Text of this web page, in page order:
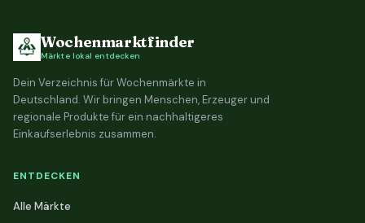
Wochenmarktfinder
Märkte lokal entdecken
Dein Verzeichnis für Wochenmärkte in
Deutschland. Wir bringen Menschen, Erzeuger und
regionale Produkte für ein nachhaltigeres
Einkaufserlebnis zusammen.
ENTDECKEN
Alle Märkte